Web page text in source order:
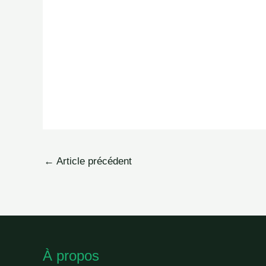
← Article précédent
À propos